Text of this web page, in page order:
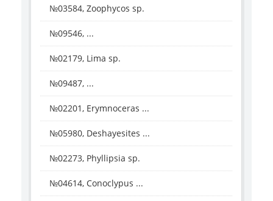
№03584, Zoophycos sp.
№09546, ...
№02179, Lima sp.
№09487, ...
№02201, Erymnoceras ...
№05980, Deshayesites ...
№02273, Phyllipsia sp.
№04614, Conoclypus ...